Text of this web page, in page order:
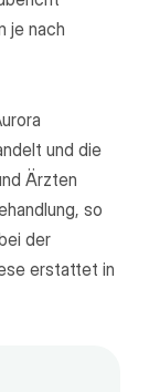
je nach
und die
Ärzten
so
der
erstattet in